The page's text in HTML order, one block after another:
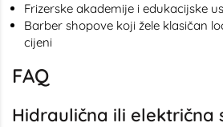
Frizerske akademije i edukacijske
Barber shopove koji žele klasičan
cijeni
FAQ
Hidraulična ili električna